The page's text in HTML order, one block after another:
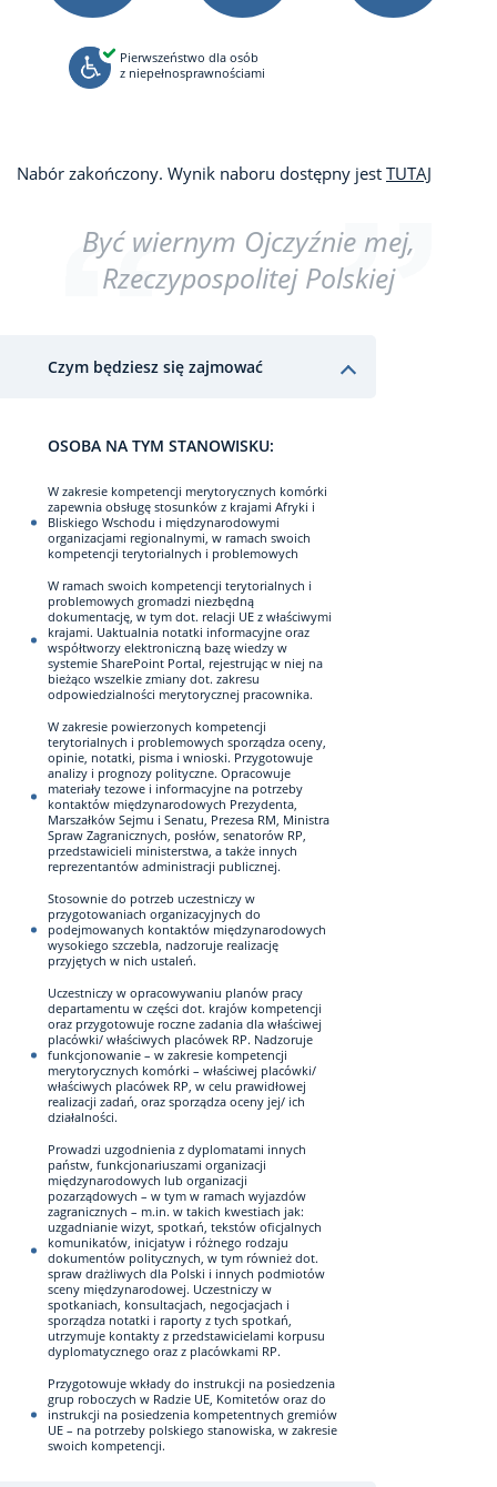
Pierwszeństwo dla osób
z niepełnosprawnościami
Nabór zakończony. Wynik naboru dostępny jest TUTAJ
Być wiernym Ojczyźnie mej,
Rzeczypospolitej Polskiej
Czym będziesz się zajmować
OSOBA NA TYM STANOWISKU:
W zakresie kompetencji merytorycznych komórki
zapewnia obsługę stosunków z krajami Afryki i
Bliskiego Wschodu i międzynarodowymi
organizacjami regionalnymi, w ramach swoich
kompetencji terytorialnych i problemowych
W ramach swoich kompetencji terytorialnych i
problemowych gromadzi niezbędną
dokumentację, w tym dot. relacji UE z właściwymi
krajami. Uaktualnia notatki informacyjne oraz
współtworzy elektroniczną bazę wiedzy w
systemie SharePoint Portal, rejestrując w niej na
bieżąco wszelkie zmiany dot. zakresu
odpowiedzialności merytorycznej pracownika.
W zakresie powierzonych kompetencji
terytorialnych i problemowych sporządza oceny,
opinie, notatki, pisma i wnioski. Przygotowuje
analizy i prognozy polityczne. Opracowuje
materiały tezowe i informacyjne na potrzeby
kontaktów międzynarodowych Prezydenta,
Marszałków Sejmu i Senatu, Prezesa RM, Ministra
Spraw Zagranicznych, posłów, senatorów RP,
przedstawicieli ministerstwa, a także innych
reprezentantów administracji publicznej.
Stosownie do potrzeb uczestniczy w
przygotowaniach organizacyjnych do
podejmowanych kontaktów międzynarodowych
wysokiego szczebla, nadzoruje realizację
przyjętych w nich ustaleń.
Uczestniczy w opracowywaniu planów pracy
departamentu w części dot. krajów kompetencji
oraz przygotowuje roczne zadania dla właściwej
placówki/ właściwych placówek RP. Nadzoruje
funkcjonowanie – w zakresie kompetencji
merytorycznych komórki – właściwej placówki/
właściwych placówek RP, w celu prawidłowej
realizacji zadań, oraz sporządza oceny jej/ ich
działalności.
Prowadzi uzgodnienia z dyplomatami innych
państw, funkcjonariuszami organizacji
międzynarodowych lub organizacji
pozarządowych – w tym w ramach wyjazdów
zagranicznych – m.in. w takich kwestiach jak:
uzgadnianie wizyt, spotkań, tekstów oficjalnych
komunikatów, inicjatyw i różnego rodzaju
dokumentów politycznych, w tym również dot.
spraw drażliwych dla Polski i innych podmiotów
sceny międzynarodowej. Uczestniczy w
spotkaniach, konsultacjach, negocjacjach i
sporządza notatki i raporty z tych spotkań,
utrzymuje kontakty z przedstawicielami korpusu
dyplomatycznego oraz z placówkami RP.
Przygotowuje wkłady do instrukcji na posiedzenia
grup roboczych w Radzie UE, Komitetów oraz do
instrukcji na posiedzenia kompetentnych gremiów
UE – na potrzeby polskiego stanowiska, w zakresie
swoich kompetencji.